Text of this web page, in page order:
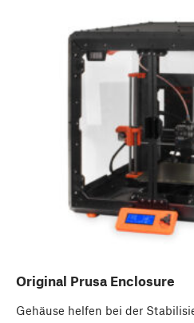
Original Prusa Enclosure
Gehäuse helfen bei der